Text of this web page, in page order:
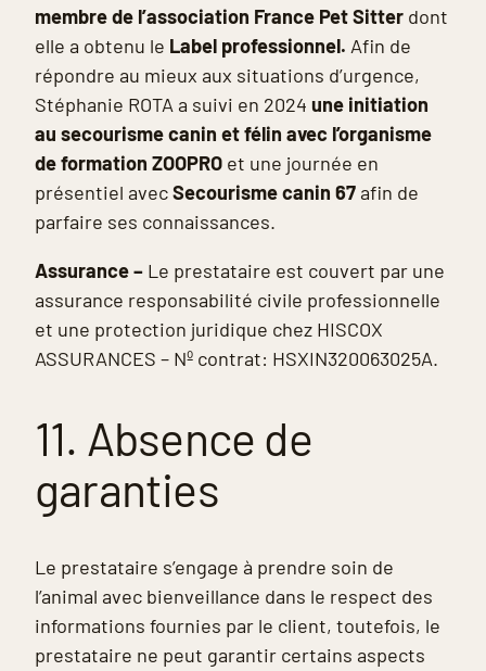
membre de l’association France Pet Sitter dont
elle a obtenu le Label professionnel. Afin de
répondre au mieux aux situations d’urgence,
Stéphanie ROTA a suivi en 2024 une initiation
au secourisme canin et félin avec l’organisme
de formation ZOOPRO et une journée en
présentiel avecSecourisme canin 67 afin de
parfaire ses connaissances.
Assurance – Le prestataire est couvert par une
assurance responsabilité civile professionnelle
et une protection juridique chez HISCOX
ASSURANCES – Nº contrat: HSXIN320063025A.
11. Absence de
garanties
Le prestataire s’engage à prendre soin de
l’animal avec bienveillance dans le respect des
informations fournies par le client, toutefois, le
prestataire ne peut garantir certains aspects